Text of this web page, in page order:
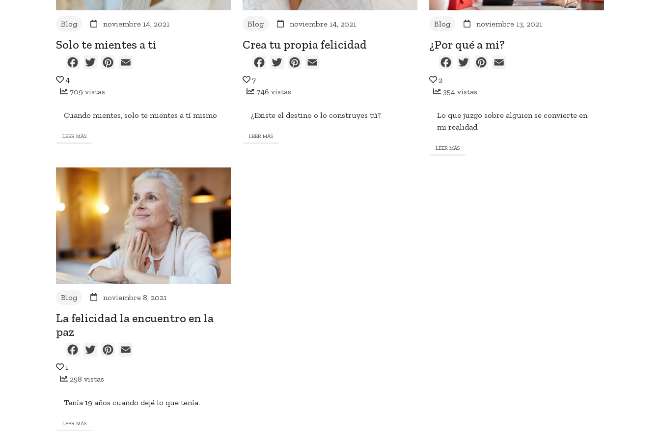
Blog noviembre 14, 2021
Solo te mientes a ti
FacebookTwitterPinterest
4
709 vistas
Cuando mientes, solo te mientes a tí mismo
LEER MÁS
Blog noviembre 14, 2021
Crea tu propia felicidad
FacebookTwitterPinterest
7
746 vistas
¿Existe el destino o lo construyes tú?
LEER MÁS
Blog noviembre 13, 2021
¿Por qué a mi?
FacebookTwitterPinterest
2
354 vistas
Lo que juzgo sobre alguien se convierte en
mi realidad.
LEER MÁS
Blog noviembre 8, 2021
La felicidad la encuentro en la
paz
FacebookTwitterPinterest
1
258 vistas
Tenía 19 años cuando dejé lo que tenía.
LEER MÁS